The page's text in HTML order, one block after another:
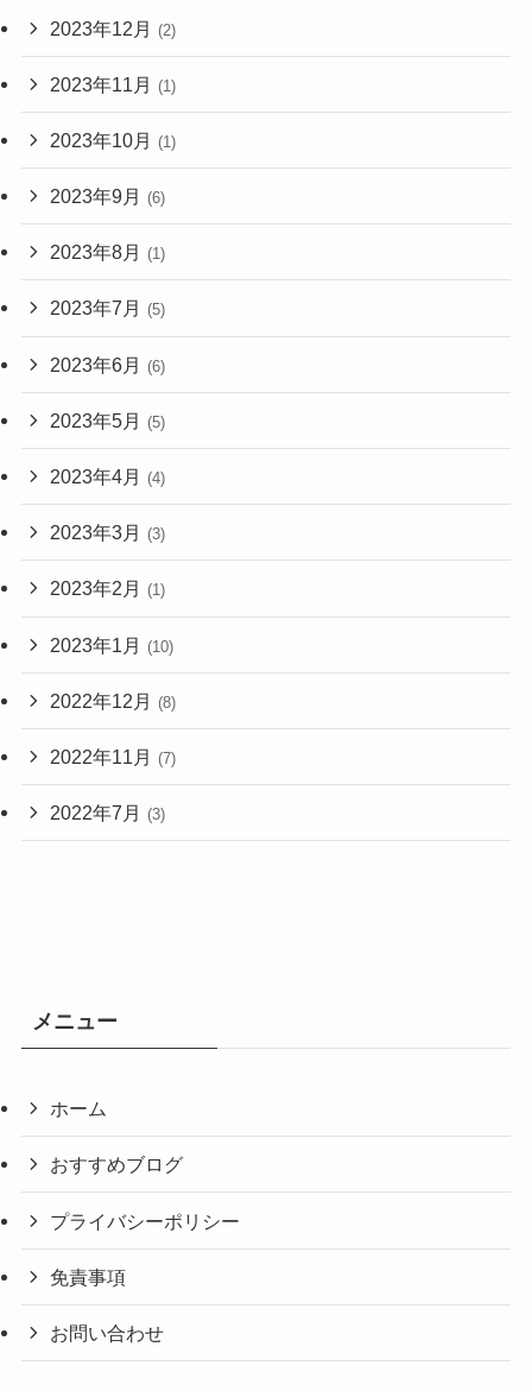
2023年12月 (2)
2023年11月 (1)
2023年10月 (1)
2023年9月 (6)
2023年8月 (1)
2023年7月 (5)
2023年6月 (6)
2023年5月 (5)
2023年4月 (4)
2023年3月 (3)
2023年2月 (1)
2023年1月 (10)
2022年12月 (8)
2022年11月 (7)
2022年7月 (3)
メニュー
ホーム
おすすめブログ
プライバシーポリシー
免責事項
お問い合わせ